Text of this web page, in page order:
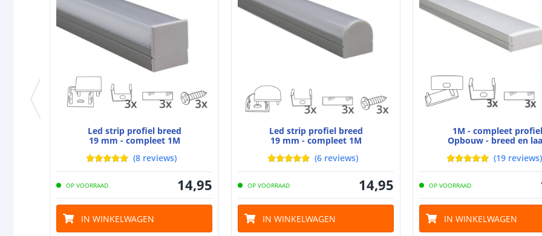
Breedte led
Dikte led strip
Aansluiting
Aansluiting
Led strip profiel breed
19 mm - compleet 1M
(8 reviews)
OP VOORRAAD 14,95
IN WINKELWAGEN
Led strip profiel breed
19 mm - compleet 1M
(6 reviews)
OP VOORRAAD 14,95
IN WINKELWAGEN
1M - compleet profiel
Opbouw - breed en
(19 reviews)
OP VOORRAAD
IN WINKELWAGEN